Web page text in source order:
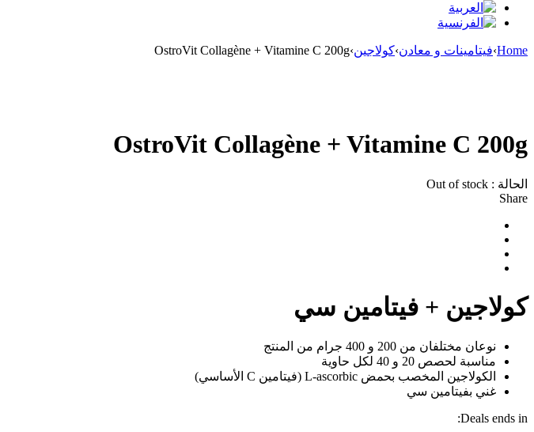
Home
›فيتامينات و معادن›كولاجين›
OstroVit Collagène + Vitamine C 200g
OstroVit Collagène + Vitamine C 200g
الحالة : Out of stock
Share
كولاجين + فيتامين سي
نوعان مختلفان من 200 و 400 جرام من المنتج
مناسبة لحصص 20 و 40 لكل حاوية
الكولاجين المخصب بحمض L-ascorbic (فيتامين C الأساسي)
غني بفيتامين سي
Deals ends in: